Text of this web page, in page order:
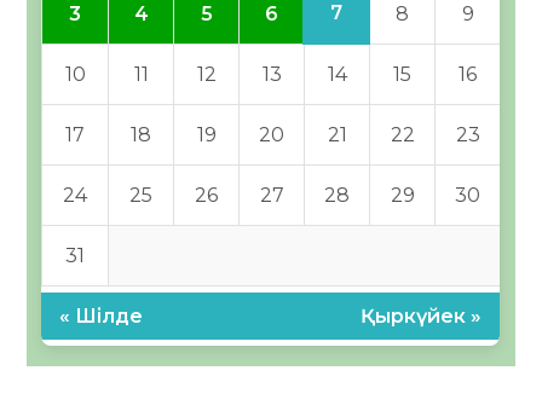
3 4 5 6 7 8 9
10 11 12 13 14 15 16
17 18 19 20 21 22 23
24 25 26 27 28 29 30
31
« Шілде Қыркүйек »